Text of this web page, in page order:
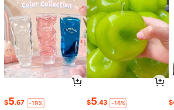
$5.67 -19% $5.43 -16% $